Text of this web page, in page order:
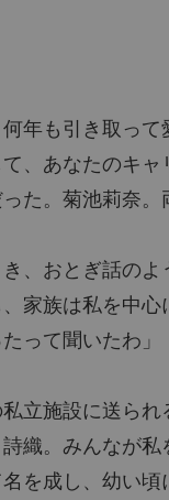
年も引き取っ
、あなたのキャ
た。菊池莉奈
、おとぎ話の
家族は私を中心
って聞いたわ」
立施設に送ら
織。みんなが私
を成し、幼い頃